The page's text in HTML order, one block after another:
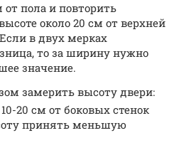
от пола и повторить
около 20 см от верхней
в двух мерках
то за ширину нужно
значение.
замерить высоту двери:
20 см от боковых стенок
принять меньшую